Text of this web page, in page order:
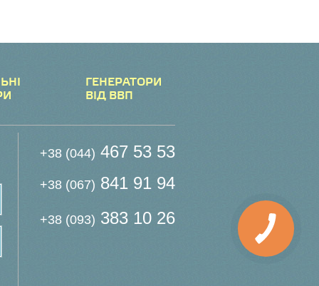
ГЕНЕРАТОРИ
ВІД ВВП
+38 (044) 467 53 53
+38 (067) 841 91 94
+38 (093) 383 10 26